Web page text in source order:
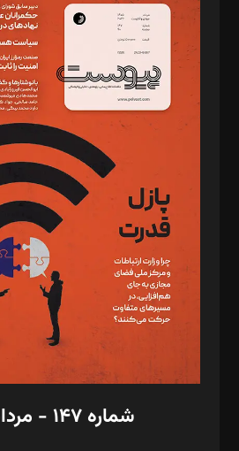
دبیر تحریریه: میثم قاسمی
د‌بیر ناداستان: سمانه سمیع
د‌بیر خدمت و تجارت: ابوالفضل رجبی
د‌بیر حقوق فناوری: حسام‌الدین ایپکچی
د‌بیر پیوست جهان: مینا پاکدل
د‌بیر تحریریه آنلاین: بابک نقاش
تحریریه‌: مجتبی محمود‌ی، آرش برهمند، یسنا
مصطفی مسجدی آرانی، ابوالفضل رجبی، زهرا
رستمی،مصطفی باستان
ویرایش: نگار استاد‌‌آقا
طراح یونیفرم: مجید توکلی
فیلمبرداری و عکاسی: امیر شفیعی، مانی
گرافیک و صفحه‌آرایی: سید‌سبحان‌علی ثابت
مد‌یر توسعه تجاری: کامبیز برید‌
امور مالی: شاپور رهبری، محمد‌ کاظمی‌نیا
شماره ۱۴۷ - مرداد ۱۴۰۵